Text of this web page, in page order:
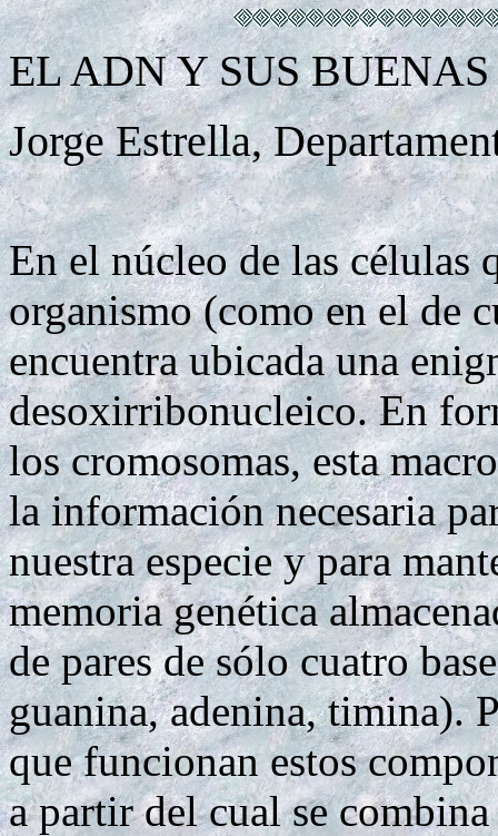
EL ADN Y SUS
Jorge Estrella,
En el núcleo de las células
organismo (como en el de
encuentra ubicada una
desoxirribonucleico. En
los cromosomas, esta
la información necesaria
nuestra especie y para
memoria genética
de pares de sólo cuatro
guanina, adenina, timina).
que funcionan estos
a partir del cual se